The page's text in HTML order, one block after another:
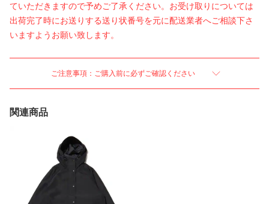
ていただきますので予めご了承ください。お受け取りについては
出荷完了時にお送りする送り状番号を元に配送業者へご相談下さ
いますようお願い致します。
ご注意事項：ご購入前に必ずご確認ください
関連商品